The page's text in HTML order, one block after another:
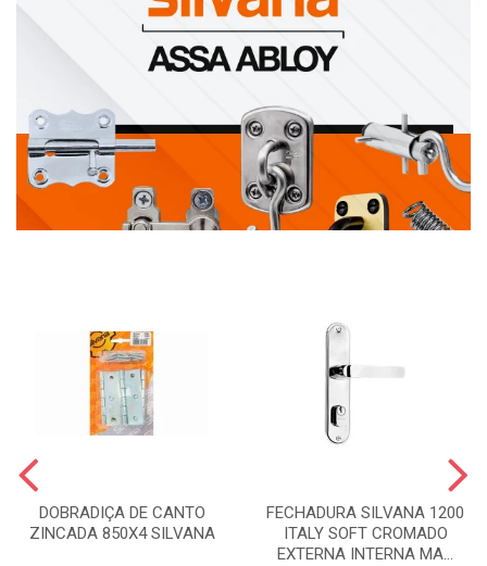
DOBRADIÇA DE CANTO
ZINCADA 850X4 SILVANA
FECHADURA SILVANA 1200
ITALY SOFT CROMADO
EXTERNA INTERNA MA...